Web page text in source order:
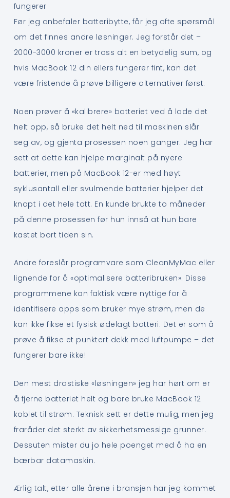
fungerer
Før jeg anbefaler batteribytte, får jeg ofte spørsmål
om det finnes andre løsninger. Jeg forstår det –
2000-3000 kroner er tross alt en betydelig sum, og
hvis MacBook 12 din ellers fungerer fint, kan det
være fristende å prøve billigere alternativer først.
Noen prøver å «kalibrere» batteriet ved å lade det
helt opp, så bruke det helt ned til maskinen slår
seg av, og gjenta prosessen noen ganger. Jeg har
sett at dette kan hjelpe marginalt på nyere
batterier, men på MacBook 12-er med høyt
syklusantall eller svulmende batterier hjelper det
knapt i det hele tatt. En kunde brukte to måneder
på denne prosessen før hun innså at hun bare
kastet bort tiden sin.
Andre foreslår programvare som CleanMyMac eller
lignende for å «optimalisere batteribruken». Disse
programmene kan faktisk være nyttige for å
identifisere apps som bruker mye strøm, men de
kan ikke fikse et fysisk ødelagt batteri. Det er som å
prøve å fikse et punktert dekk med luftpumpe – det
fungerer bare ikke!
Den mest drastiske «løsningen» jeg har hørt om er
å fjerne batteriet helt og bare bruke MacBook 12
koblet til strøm. Teknisk sett er dette mulig, men jeg
fraråder det sterkt av sikkerhetsmessige grunner.
Dessuten mister du jo hele poenget med å ha en
bærbar datamaskin.
Ærlig talt, etter alle årene i bransjen har jeg kommet